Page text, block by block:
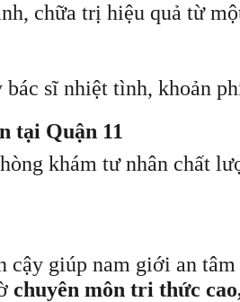
chữa trị hiệu quả từ
sĩ nhiệt tình, khoản
tại Quận 11
khám tư nhân chất
giúp nam giới an
chuyên môn tri thức